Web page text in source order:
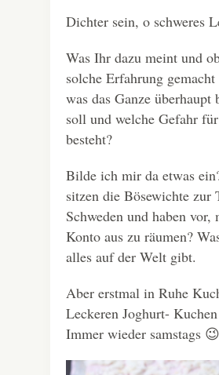
Dichter sein, o schweres
Was Ihr dazu meint und
solche Erfahrung
was das Ganze überhaupt
soll und welche Gefahr
besteht?
Bilde ich mir da etwas
sitzen die Bösewichte zur
Schweden und haben vor,
Konto aus zu räumen?
alles auf der Welt gibt.
Aber erstmal in Ruhe
Leckeren Joghurt-
Immer wieder samstags 😉